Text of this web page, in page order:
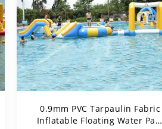
0.9mm PVC Tarpaulin Fabric
Inflatable Floating Water Park